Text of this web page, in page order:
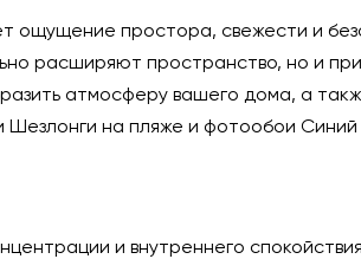
ощущение простора, свежести и
расширяют пространство, но и
атмосферу вашего дома, а
на пляже и фотообои Синий
и внутреннего